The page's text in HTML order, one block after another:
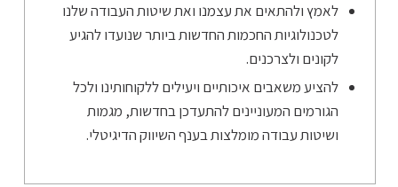
לאמץ ולהתאים את עצמנו ואת שיטות העבודה שלנו
לטכנולוגיות החכמות החדשות ביותר שנועדו להגיע
לקונים ולצרכנים.
להציע משאבים איכותיים ויעילים ללקוחותינו ולכל
הגורמים המעוניינים להתעדכן בחדשות, מגמות
ושיטות עבודה מומלצות בענף השיווק הדיגיטלי.